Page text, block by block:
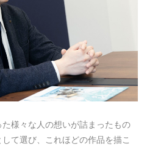
様々な人の想いが詰まったもの
て選び、これほどの作品を描こ